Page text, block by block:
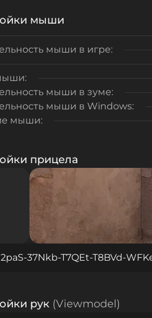
мыши
мыши в игре:
мыши в зуме:
мыши в Windows:
мыши:
прицела
37Nkb-T7QEt-T8BVd-
рук (Viewmodel)